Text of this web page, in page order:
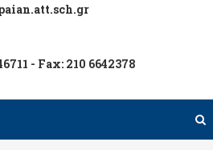
- Fax: 210 6642378